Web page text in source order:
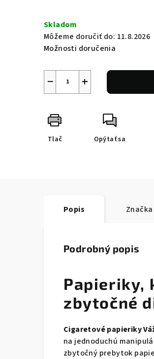
cena:
Skladom
Môžeme doručiť do: 11.8.2026
Možnosti doručenia
+
−
Tlač Opýtať sa
Popis Značka
Podrobný popis
Papieriky,
zbytočné
Cigaretové papieriky
na jednoduchú
zbytočný prebytok